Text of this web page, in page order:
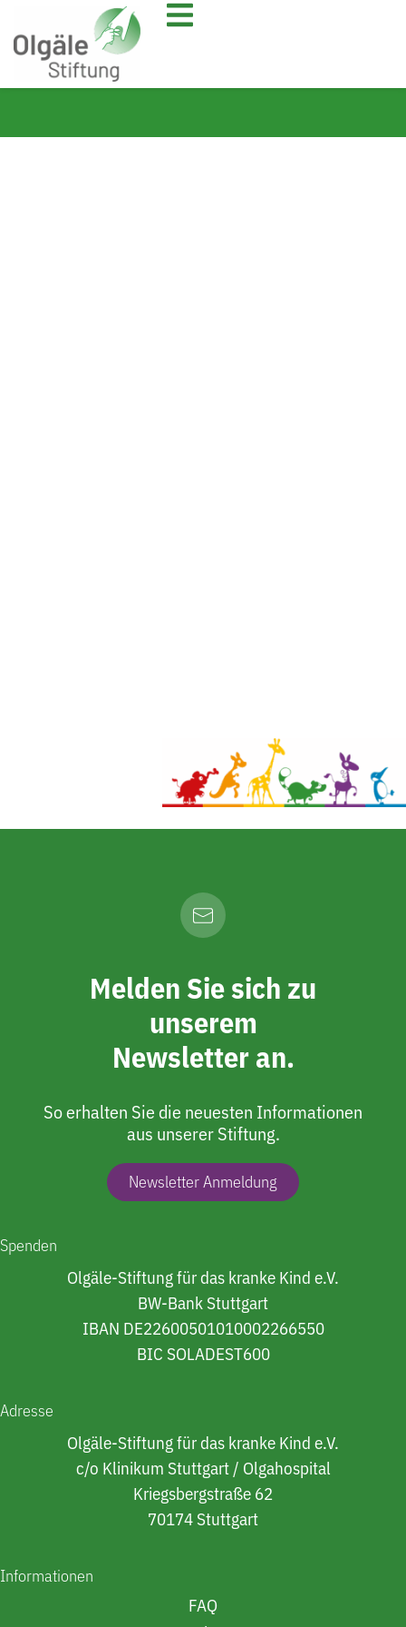
Melden Sie sich zu
unserem
Newsletter an.
So erhalten Sie die neuesten Informationen
aus unserer Stiftung.
Newsletter Anmeldung
Spenden
Olgäle-Stiftung für das kranke Kind e.V.
BW-Bank Stuttgart
IBAN DE22600501010002266550
BIC SOLADEST600
Adresse
Olgäle-Stiftung für das kranke Kind e.V.
c/o Klinikum Stuttgart / Olgahospital
Kriegsbergstraße 62
70174 Stuttgart
Informationen
FAQ